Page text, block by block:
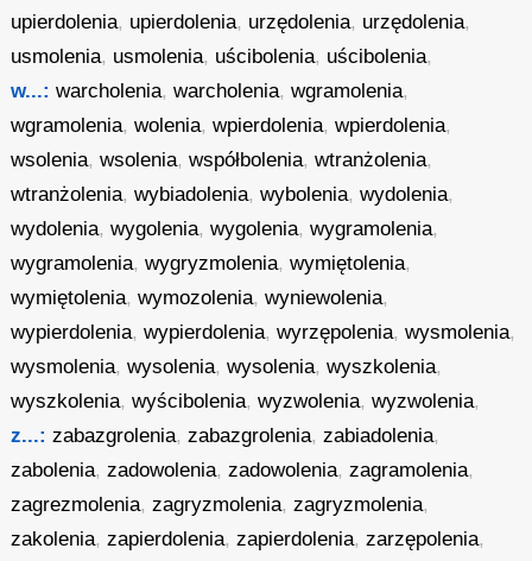
upierdolenia, upierdolenia, urzędolenia, urzędolenia,
usmolenia, usmolenia, uścibolenia, uścibolenia,
w...: warcholenia,warcholenia,wgramolenia,
wgramolenia,wolenia,wpierdolenia,wpierdolenia,
wsolenia,wsolenia,współbolenia,wtranżolenia,
wtranżolenia,wybiadolenia,wybolenia,wydolenia,
wydolenia,wygolenia,wygolenia,wygramolenia,
wygramolenia,wygryzmolenia,wymiętolenia,
wymiętolenia,wymozolenia,wyniewolenia,
wypierdolenia,wypierdolenia,wyrzępolenia,wysmolenia,
wysmolenia,wysolenia,wysolenia,wyszkolenia,
wyszkolenia,wyścibolenia,wyzwolenia,wyzwolenia,
z...: zabazgrolenia,zabazgrolenia,zabiadolenia,
zabolenia,zadowolenia,zadowolenia,zagramolenia,
zagrezmolenia,zagryzmolenia,zagryzmolenia,
zakolenia,zapierdolenia,zapierdolenia,zarzępolenia,